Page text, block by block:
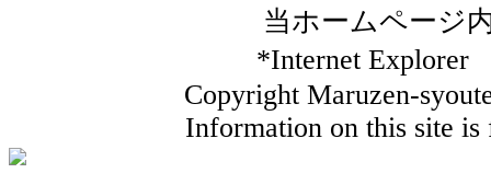
当ホームページ
*Internet
Copyright Maruzen-
Information on this site is